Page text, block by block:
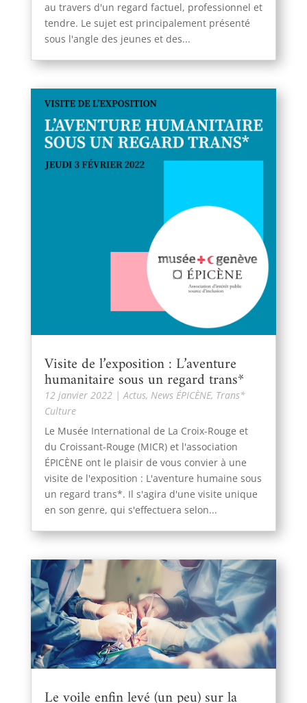
au travers d'un regard factuel, professionnel et
tendre. Le sujet est principalement présenté
sous l'angle des jeunes et des...
Visite de l’exposition : L’aventure
humanitaire sous un regard trans*
12 janvier 2022| Actus, News ÉPICÈNE, Trans*
Culture
Le Musée International de La Croix-Rouge et
du Croissant-Rouge (MICR) et l'association
ÉPICÈNE ont le plaisir de vous convier à une
visite de l'exposition : L'aventure humaine sous
un regard trans*. Il s'agira d'une visite unique
en son genre, qui s'effectuera selon...